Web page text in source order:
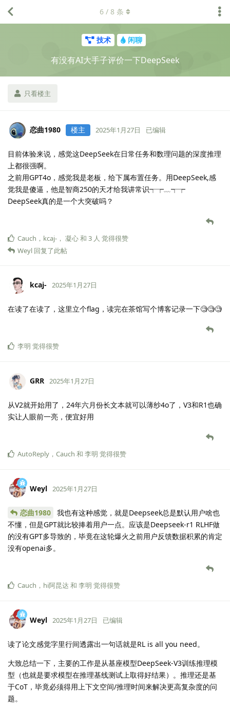
技术 闲聊
有没有AI大手子评价一下DeepSeek
只看楼主
6 / 8 条
恋曲1980 楼主 2025年1月27日 已编辑
目前体验来说，感觉这DeepSeek在日常任务和数理问题的深度推理
上都很强啊。
之前用GPT4o，感觉我是老板，给下属布置任务。用DeepSeek,感
觉我是傻逼，他是智商250的天才给我讲常识┭┮﹏┭┮
DeepSeek真的是一个大突破吗？
Cauch ， kcaj- ， 凝心和 3 人 觉得很赞
Weyl 回复了此帖
kcaj- 2025年1月27日
在读了在读了，这里立个flag，读完在茶馆写个博客记录一下🧐🧐🧐
李明 觉得很赞
GRR 2025年1月27日
从V2就开始用了，24年六月份长文本就可以薄纱4o了，V3和R1也确
实让人眼前一亮，便宜好用
AutoReply ， Cauch 和 李明 觉得很赞
Weyl 2025年1月27日
恋曲1980
我也有这种感觉，就是Deepseek总是默认用户啥也
不懂，但是GPT就比较捧着用户一点。应该是Deepseek-r1 RLHF做
的没有GPT多导致的，毕竟在这轮爆火之前用户反馈数据积累的肯定
没有openai多。
Cauch ， hi阿昆达 和 李明 觉得很赞
Weyl 2025年1月27日 已编辑
读了论文感觉字里行间透露出一句话就是RL is all you need。
大致总结一下，主要的工作是从基座模型DeepSeek-V3训练推理模
型（也就是要求模型在推理基线测试上取得好结果）。推理还是基
于CoT，毕竟必须得用上下文空间/推理时间来解决更高复杂度的问
题。